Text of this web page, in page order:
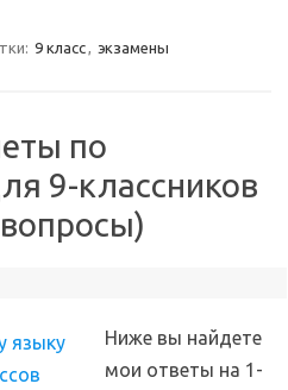
9 класс, экзамены
по
9-классников
Ниже вы найдете
мои ответы на 1-